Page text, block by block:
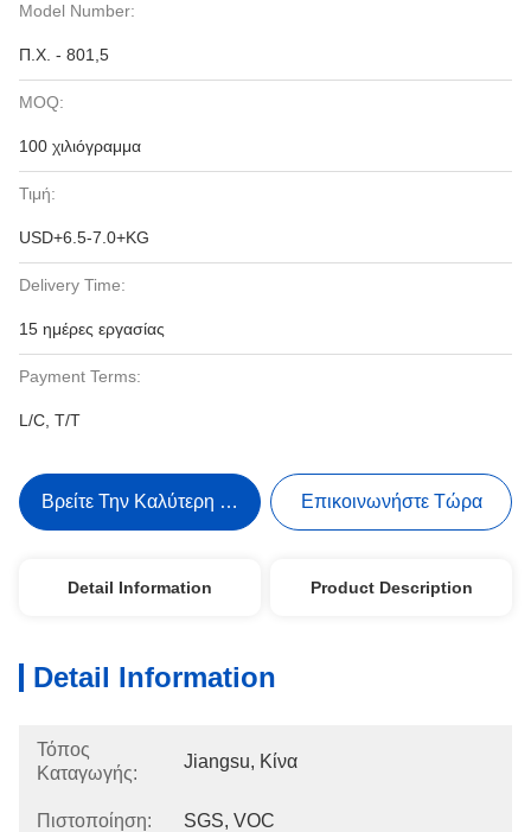
Model Number:
Π.Χ. - 801,5
MOQ:
100 χιλιόγραμμα
Τιμή:
USD+6.5-7.0+KG
Delivery Time:
15 ημέρες εργασίας
Payment Terms:
L/C, T/T
Βρείτε Την Καλύτερη Τιμή Επικοινωνήστε Τώρα
Detail Information Product Description
Detail Information
Τόπος
Καταγωγής:
Jiangsu, Κίνα
Πιστοποίηση: SGS, VOC